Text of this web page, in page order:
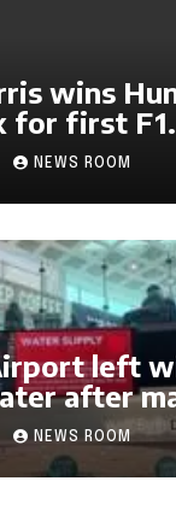
wins
for first F1
NEWS ROOM
left
after
NEWS ROOM